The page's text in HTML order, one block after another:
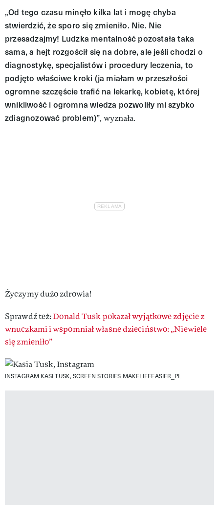
„Od tego czasu minęło kilka lat i mogę chyba
stwierdzić, że sporo się zmieniło. Nie. Nie
przesadzajmy! Ludzka mentalność pozostała taka
sama, a hejt rozgościł się na dobre, ale jeśli chodzi o
diagnostykę, specjalistów i procedury leczenia, to
podjęto właściwe kroki (ja miałam w przeszłości
ogromne szczęście trafić na lekarkę, kobietę, której
wnikliwość i ogromna wiedza pozwoliły mi szybko
zdiagnozować problem)”, wyznała.
Życzymy dużo zdrowia!
Sprawdź też:Donald Tusk pokazał wyjątkowe zdjęcie z
wnuczkami i wspomniał własne dzieciństwo: „Niewiele
się zmieniło”
INSTAGRAM KASI TUSK, SCREEN STORIES MAKELIFEEASIER_PL